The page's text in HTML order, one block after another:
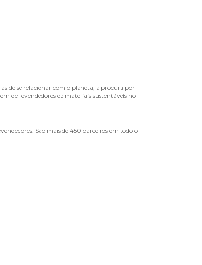
de se relacionar com o planeta, a procura por
de revendedores de materiais sustentáveis no
São mais de 450 parceiros em todo o